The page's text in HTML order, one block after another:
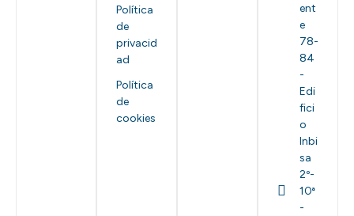
Política
de
privacid
ad
Política
de
cookies
ent
e
78-
84
-
Edi
fici
o
Inbi
sa
2º-
10ª
-